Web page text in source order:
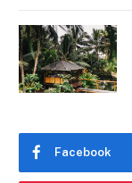
Facebook